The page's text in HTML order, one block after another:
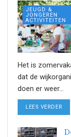
JEUGD &
JONGEREN
ACTIVITEITEN
Het is
dat de
doen er weer...
LEES VERDER